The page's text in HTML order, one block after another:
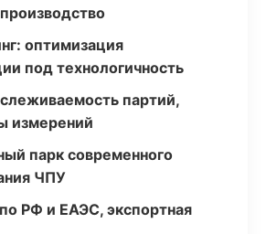
оптимизация
под технологичность
партий,
измерений
парк современного
ЧПУ
РФ и ЕАЭС, экспортная